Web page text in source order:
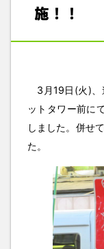
施！！
3月19日(火)、
ットタワー前に
しました。併せ
た。